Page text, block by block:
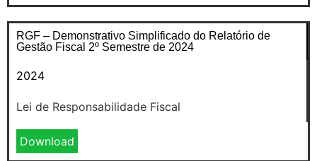
RGF – Demonstrativo Simplificado do Relatório de
Gestão Fiscal 2º Semestre de 2024
2024
Lei de Responsabilidade Fiscal
Download